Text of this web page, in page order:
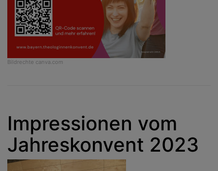
Bildrechte canva.com
Impressionen vom
Jahreskonvent 2023